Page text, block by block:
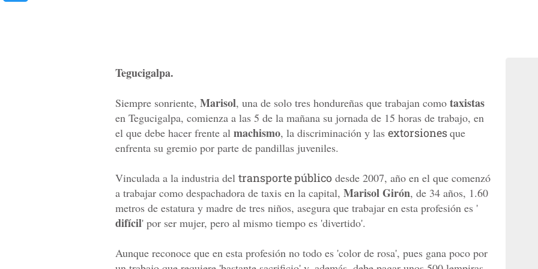
Tegucigalpa.
Siempre sonriente, Marisol, una de solo tres hondureñas que trabajan como taxistas
en Tegucigalpa, comienza a las 5 de la mañana su jornada de 15 horas de trabajo, en
el que debe hacer frente al machismo, la discriminación y las extorsionesque
enfrenta su gremio por parte de pandillas juveniles.
Vinculada a la industria del transporte público desde 2007, año en el que comenzó
a trabajar como despachadora de taxis en la capital, Marisol Girón, de 34 años, 1.60
metros de estatura y madre de tres niños, asegura que trabajar en esta profesión es '
difícil' por ser mujer, pero al mismo tiempo es 'divertido'.
Aunque reconoce que en esta profesión no todo es 'color de rosa', pues gana poco por